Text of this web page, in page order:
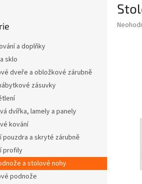
a doplňky
sklo
dveře a obložkové zárubně
zásuvky
dvířka, lamely a panely
kování
pouzdra a skryté zárubně
profily
a stolové nohy
podnože